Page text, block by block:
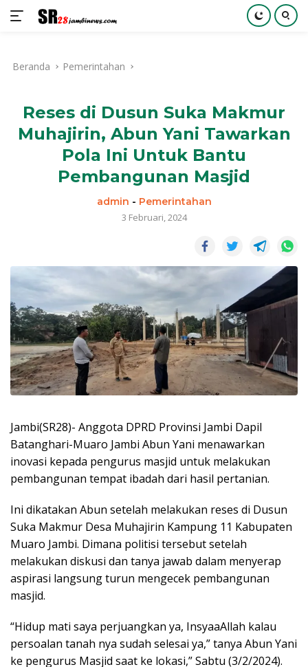
kontenBeranda Pemerintahan
Reses di Dusun Suka Makmur
Muhajirin, Abun Yani Tawarkan
Pola Ini Untuk Bantu
Pembangunan Masjid
admin - Pemerintahan
3 Februari, 2024
Jambi(SR28)- Anggota DPRD Provinsi Jambi Dapil
Batanghari-Muaro Jambi Abun Yani menawarkan
inovasi kepada pengurus masjid untuk melakukan
pembangunan tempat ibadah dari hasil pertanian.
Ini dikatakan Abun setelah melakukan reses di Dusun
Suka Makmur Desa Muhajirin Kampung 11 Kabupaten
Muaro Jambi. Dimana politisi tersebut setelah
melakukan diskusi dan tanya jawab dalam menyerap
aspirasi langsung turun mengecek pembangunan
masjid.
“Hidup mati saya perjuangkan ya, InsyaaAllah kalau
persoalan tanah nya sudah selesai ya,” tanya Abun Yani
ke pengurus Masjid saat ke lokasi,” Sabtu (3/2/2024).